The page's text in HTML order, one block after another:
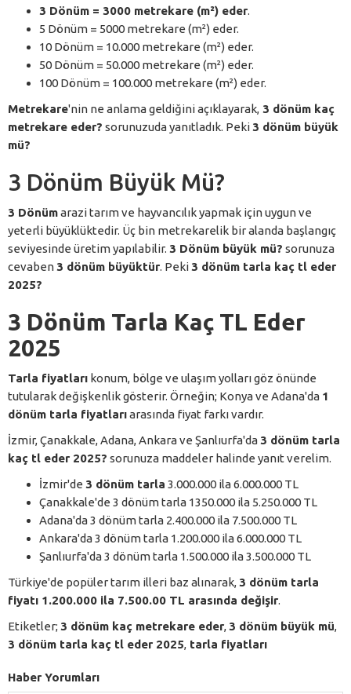
3 Dönüm = 3000 metrekare (m²) eder.
5 Dönüm = 5000 metrekare (m²) eder.
10 Dönüm = 10.000 metrekare (m²) eder.
50 Dönüm = 50.000 metrekare (m²) eder.
100 Dönüm = 100.000 metrekare (m²) eder.
Metrekare'nin ne anlama geldiğini açıklayarak, 3 dönüm kaç
metrekare eder? sorunuzuda yanıtladık. Peki3 dönüm büyük
mü?
3 Dönüm Büyük Mü?
3 Dönümarazi tarım ve hayvancılık yapmak için uygun ve
yeterli büyüklüktedir. Üç bin metrekarelik bir alanda başlangıç
seviyesinde üretim yapılabilir. 3 Dönüm büyük mü? sorunuza
cevaben3 dönüm büyüktür. Peki3 dönüm tarla kaç tl eder
2025?
3 Dönüm Tarla Kaç TL Eder
2025
Tarla fiyatları konum, bölge ve ulaşım yolları göz önünde
tutularak değişkenlik gösterir. Örneğin; Konya ve Adana'da 1
dönüm tarla fiyatlarıarasında fiyat farkı vardır.
İzmir, Çanakkale, Adana, Ankara ve Şanlıurfa'da3 dönüm tarla
kaç tl eder 2025? sorunuza maddeler halinde yanıt verelim.
İzmir'de 3 dönüm tarla 3.000.000 ila 6.000.000 TL
Çanakkale'de 3 dönüm tarla 1350.000 ila 5.250.000 TL
Adana'da 3 dönüm tarla 2.400.000 ila 7.500.000 TL
Ankara'da 3 dönüm tarla 1.200.000 ila 6.000.000 TL
Şanlıurfa'da 3 dönüm tarla 1.500.000 ila 3.500.000 TL
Türkiye'de popüler tarım illeri baz alınarak,3 dönüm tarla
fiyatı 1.200.000 ila 7.500.00 TL arasında değişir.
Etiketler; 3 dönüm kaç metrekare eder,3 dönüm büyük mü,
3 dönüm tarla kaç tl eder 2025, tarla fiyatları
Haber Yorumları